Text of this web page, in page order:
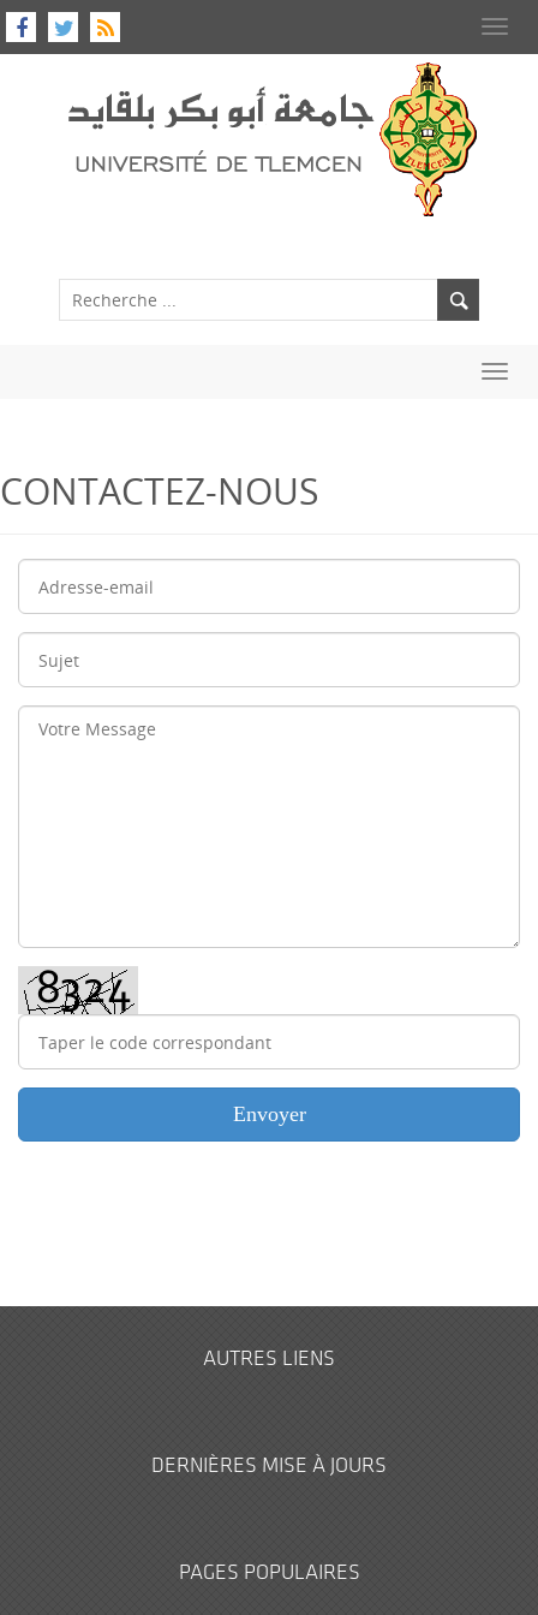
CONTACTEZ-NOUS
AUTRES LIENS
DERNIÈRES MISE À JOURS
PAGES POPULAIRES